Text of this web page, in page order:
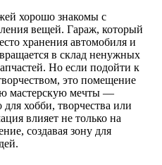
хорошо знакомы с
вещей. Гараж, который
хранения автомобиля и
в склад ненужных
Но если подойти к
это помещение
мастерскую мечты —
хобби, творчества или
влияет не только на
создавая зону для